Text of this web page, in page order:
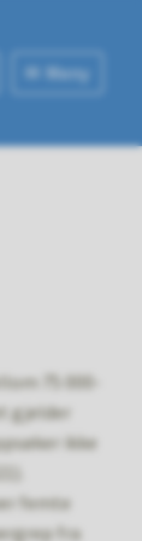
Meny
75 000-
gjelder
ikke
femte
fra